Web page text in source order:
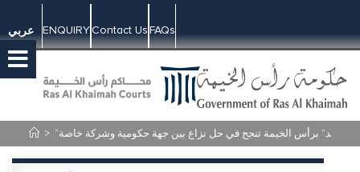
عربي ENQUIRYContact UsFAQs
> الواحد” برأس الخيمة تنجح في حل نزاع بين جهة حكومية وشركة خاصة